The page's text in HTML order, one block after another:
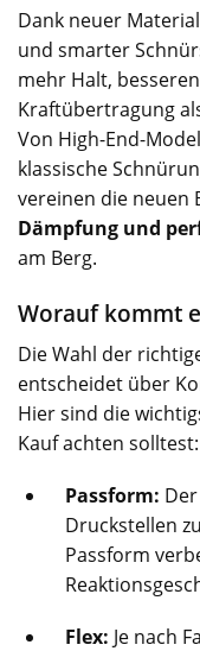
Dank neuer
und smarter
mehr Halt,
Kraftübertragung
Von High-End-
klassische
vereinen die neuen
Dämpfung und
am Berg.
Worauf kommt
Die Wahl der
entscheidet über
Hier sind die
Kauf achten solltest:
Passform:
Druckstellen
Passform
Flex: Je nach